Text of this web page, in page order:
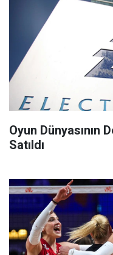
Oyun Dünyasının
Satıldı